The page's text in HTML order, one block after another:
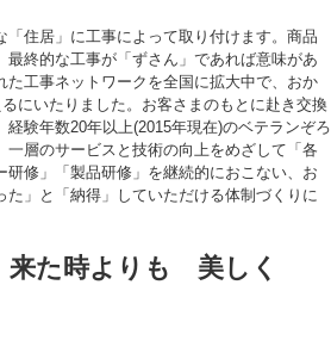
「住居」に工事によって取り付けます。商品
最終的な工事が「ずさん」であれば意味があ
た工事ネットワークを全国に拡大中で、おか
にいたりました。お客さまのもとに赴き交換
経験年数20年以上(2015年現在)のベテランぞろ
一層のサービスと技術の向上をめざして「各
研修」「製品研修」を継続的におこない、お
た」と「納得」していただける体制づくりに
た時よりも 美しく